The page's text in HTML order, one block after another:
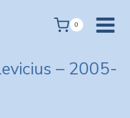
0
– 2005-